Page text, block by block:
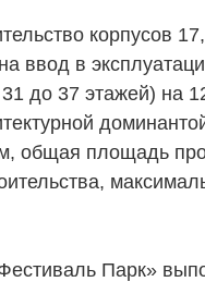
корпусов
ввод в
до 37 этажей) на
общая площадь
Парк»